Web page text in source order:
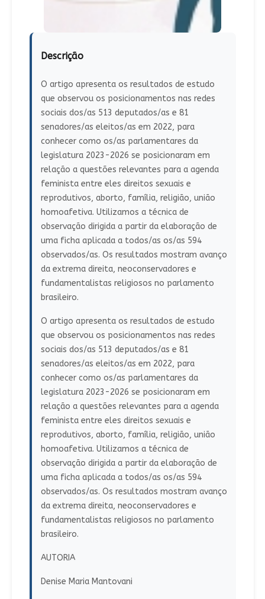
Descrição
O artigo apresenta os resultados de estudo
que observou os posicionamentos nas redes
sociais dos/as 513 deputados/as e 81
senadores/as eleitos/as em 2022, para
conhecer como os/as parlamentares da
legislatura 2023-2026 se posicionaram em
relação a questões relevantes para a agenda
feminista entre eles direitos sexuais e
reprodutivos, aborto, família, religião, união
homoafetiva. Utilizamos a técnica de
observação dirigida a partir da elaboração de
uma ficha aplicada a todos/as os/as 594
observados/as. Os resultados mostram avanço
da extrema direita, neoconservadores e
fundamentalistas religiosos no parlamento
brasileiro.
O artigo apresenta os resultados de estudo
que observou os posicionamentos nas redes
sociais dos/as 513 deputados/as e 81
senadores/as eleitos/as em 2022, para
conhecer como os/as parlamentares da
legislatura 2023-2026 se posicionaram em
relação a questões relevantes para a agenda
feminista entre eles direitos sexuais e
reprodutivos, aborto, família, religião, união
homoafetiva. Utilizamos a técnica de
observação dirigida a partir da elaboração de
uma ficha aplicada a todos/as os/as 594
observados/as. Os resultados mostram avanço
da extrema direita, neoconservadores e
fundamentalistas religiosos no parlamento
brasileiro.
AUTORIA
Denise Maria Mantovani